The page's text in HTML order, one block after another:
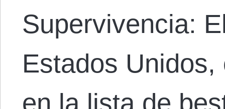
Supervivencia:
Estados
en la lista de